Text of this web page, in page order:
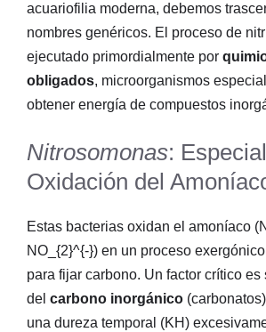
acuariofilia moderna, debemos
nombres genéricos. El proceso de
ejecutado primordialmente por
obligados, microorganismos
obtener energía de compuestos
Nitrosomonas:
Oxidación del
Estas bacterias oxidan el amoníaco (
NO_{2}^{-}) en un proceso
para fijar carbono. Un factor crítico
del carbono inorgánico
una dureza temporal (KH)